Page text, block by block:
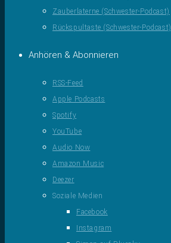
Zauberlaterne (Schwester-Podcast)
Rückspultaste (Schwester-Podcast)
Anhören & Abonnieren
RSS-Feed
Apple Podcasts
Spotify
YouTube
Audio Now
Amazon Music
Deezer
Soziale Medien
Facebook
Instagram